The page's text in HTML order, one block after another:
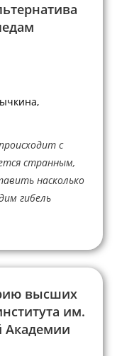
с
странным,
насколько
гибель
высших
им.
Академии